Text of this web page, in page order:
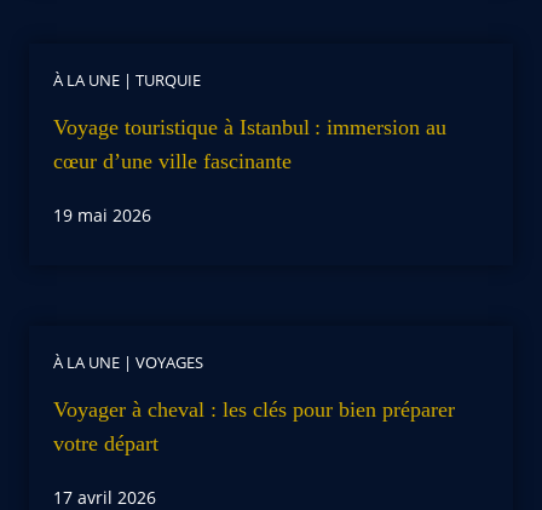
À LA UNE | TURQUIE
Voyage touristique à Istanbul : immersion au
cœur d’une ville fascinante
19 mai 2026
À LA UNE | VOYAGES
Voyager à cheval : les clés pour bien préparer
votre départ
17 avril 2026